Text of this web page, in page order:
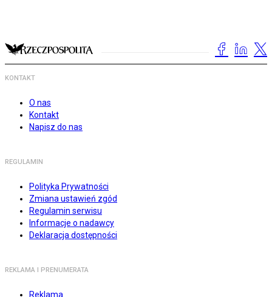
KONTAKT
O nas
Kontakt
Napisz do nas
REGULAMIN
Polityka Prywatności
Zmiana ustawień zgód
Regulamin serwisu
Informacje o nadawcy
Deklaracja dostępności
REKLAMA I PRENUMERATA
Reklama